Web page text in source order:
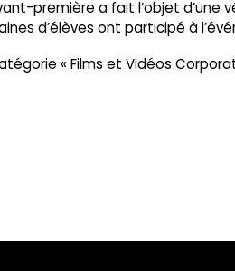
première a fait l’objet d’une
d’élèves ont participé à
« Films et Vidéos